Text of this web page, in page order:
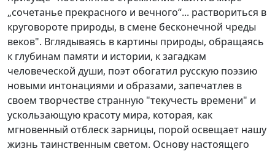
„сочетанье прекрасного и вечного“... раствориться в
круговороте природы, в смене бесконечной чреды
веков". Вглядываясь в картины природы, обращаясь
к глубинам памяти и истории, к загадкам
человеческой души, поэт обогатил русскую поэзию
новыми интонациями и образами, запечатлев в
своем творчестве странную "текучесть времени" и
ускользающую красоту мира, которая, как
мгновенный отблеск зарницы, порой освещает нашу
жизнь таинственным светом. Основу настоящего